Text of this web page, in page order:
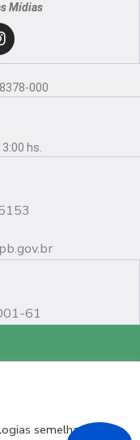
Mídias
000
hs.
61
semelhantes de